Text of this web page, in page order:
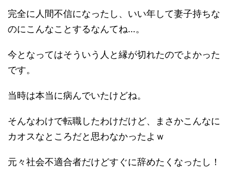
完全に人間不信になったし、いい年して妻子持ちな
のにこんなことするなんてね…。
今となってはそういう人と縁が切れたのでよかった
です。
当時は本当に病んでいたけどね。
そんなわけで転職したわけだけど、まさかこんなに
カオスなところだと思わなかったよｗ
元々社会不適合者だけどすぐに辞めたくなったし！